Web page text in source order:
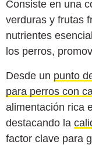
Consiste en una
verduras y frutas
nutrientes
los perros,
Desde un punto
para perros con
alimentación rica
destacando la
factor clave para